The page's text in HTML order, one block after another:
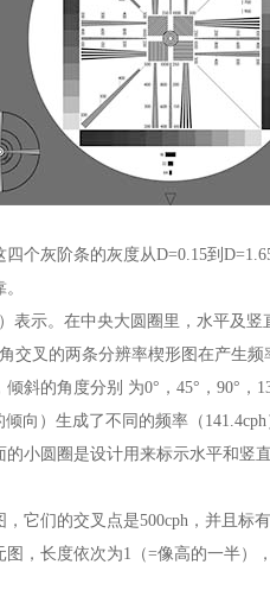
个灰阶条的灰度从D=0.15到
表示。在中央大圆圈里，水平及
交叉的两条分辨率楔形图在产生频
斜的角度分别 为0°，45°，90°，
向）生成了不同的频率（
小圆圈是设计用来标示水平和竖
它们的交叉点是500cph，并且标
，长度依次为1（=像高的一半）